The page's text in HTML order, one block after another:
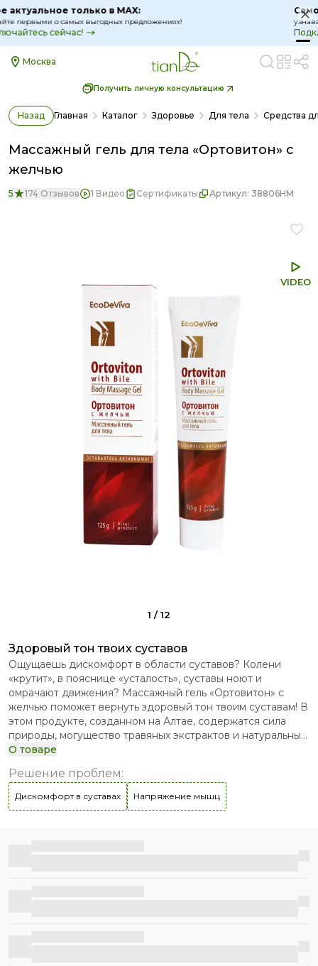
Самое актуальное только в MAX:
узнавайте первыми о самых выгодных предложениях!
Подключайтесь сейчас!
Москва
Получить личную консультацию
Назад Главная Каталог Здоровье Для тела Средства
Массажный гель для тела «Ортовитон» с
желчью
5 174 Отзывов 1 Видео Сертификаты Артикул: 38806HM
VIDEO
1 /12
Здоровый тон твоих суставов
Ощущаешь дискомфорт в области суставов? Колени
«крутит», в пояснице «усталость», суставы ноют и
омрачают движения? Массажный гель «Ортовитон» с
желчью поможет вернуть здоровый тон твоим суставам! В
этом продукте, созданном на Алтае, содержатся сила
природы, могущество травяных экстрактов и натуральных
масел. Активные компоненты «Ортовитона» обладают
средство действует прицельно! Его можно использовать
регулярно в качестве профилактики проблем с
суставами, как средство защиты от спортивных травм, а
О товаре
Решение проблем:
Дискомфорт в суставах Напряжение мышц